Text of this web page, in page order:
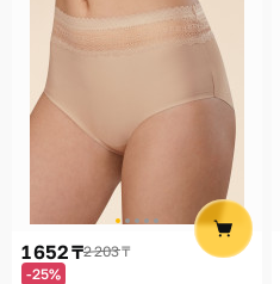
1 652 ₸2 203 ₸
-25%